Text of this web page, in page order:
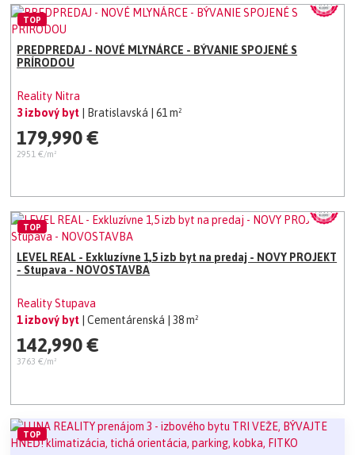
PREDPREDAJ - NOVÉ MLYNÁRCE - BÝVANIE SPOJENÉ S
PRÍRODOU
Reality Nitra
3 izbový byt
| Bratislavská | 61 m²
179,990 €
2951 €/m²
TOP
LEVEL REAL - Exkluzívne 1,5 izb byt na predaj - NOVY PROJEKT
- Stupava - NOVOSTAVBA
Reality Stupava
1 izbový byt
| Cementárenská | 38 m²
142,990 €
3763 €/m²
TOP
TOP